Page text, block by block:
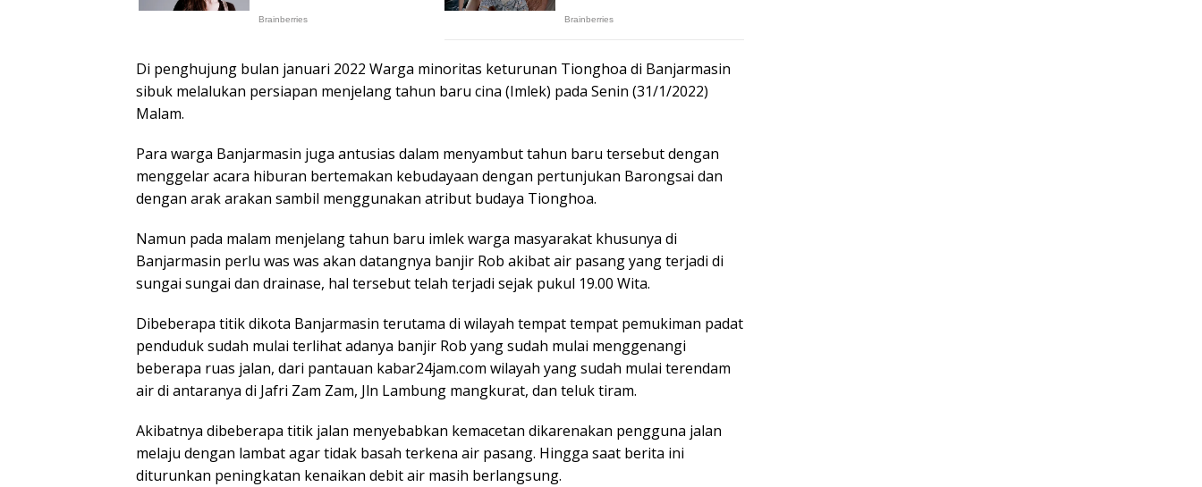
Di penghujung bulan januari 2022 Warga minoritas keturunan Tionghoa di Banjarmasin
sibuk melalukan persiapan menjelang tahun baru cina (Imlek) pada Senin (31/1/2022)
Malam.
Para warga Banjarmasin juga antusias dalam menyambut tahun baru tersebut dengan
menggelar acara hiburan bertemakan kebudayaan dengan pertunjukan Barongsai dan
dengan arak arakan sambil menggunakan atribut budaya Tionghoa.
Namun pada malam menjelang tahun baru imlek warga masyarakat khusunya di
Banjarmasin perlu was was akan datangnya banjir Rob akibat air pasang yang terjadi di
sungai sungai dan drainase, hal tersebut telah terjadi sejak pukul 19.00 Wita.
Dibeberapa titik dikota Banjarmasin terutama di wilayah tempat tempat pemukiman padat
penduduk sudah mulai terlihat adanya banjir Rob yang sudah mulai menggenangi
beberapa ruas jalan, dari pantauan kabar24jam.com wilayah yang sudah mulai terendam
air di antaranya di Jafri Zam Zam, Jln Lambung mangkurat, dan teluk tiram.
Akibatnya dibeberapa titik jalan menyebabkan kemacetan dikarenakan pengguna jalan
melaju dengan lambat agar tidak basah terkena air pasang. Hingga saat berita ini
diturunkan peningkatan kenaikan debit air masih berlangsung.